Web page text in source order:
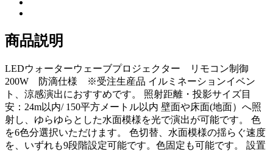
商品説明
LEDウォーターウェーブプロジェクター リモコン制御
200W 防滴仕様 ※受注生産品 イルミネーションイベン
ト、涼感演出におすすめです。 照射距離・投影サイズ目
安：24m以内/ 150平方メートル以内 壁面や床面(地面）へ照
射し、ゆらゆらとした水面模様を光で演出が可能です。 色
を6色分選択いただけます。 色切替、水面模様の揺らぐ速度
を、いずれも9段階設定可能です。色固定も可能です。 設置